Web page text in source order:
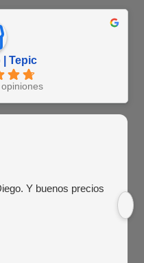
| Tepic
Y buenos precios